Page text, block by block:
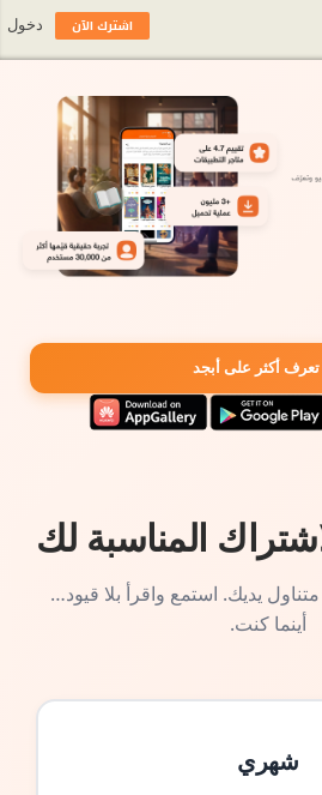
تعرف أكثر على أبجد
المناسبة لك
يديك. استمع واقرأ بلا قيود…
أينما كنت.
شهري
اشترك الآن دخول